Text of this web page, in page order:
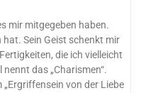
mir mitgegeben haben.
Sein Geist schenkt mir
die ich vielleicht
das „Charismen“.
von der Liebe